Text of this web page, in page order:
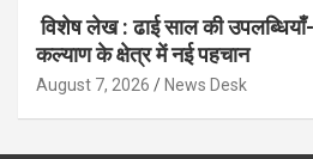
विशेष लेख : ढाई साल की
कल्याण के क्षेत्र में नई पहचान
August 7, 2026 News Desk